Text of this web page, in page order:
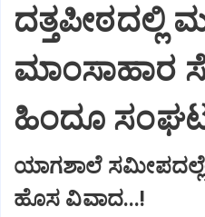
ದತ್ತಪೀಠದಲ್ಲಿ
ಮಾಂಸಾಹಾರ
ಹಿಂದೂ
ಯಾಗಶಾಲೆ
ಹೊಸ ವಿವಾದ...!